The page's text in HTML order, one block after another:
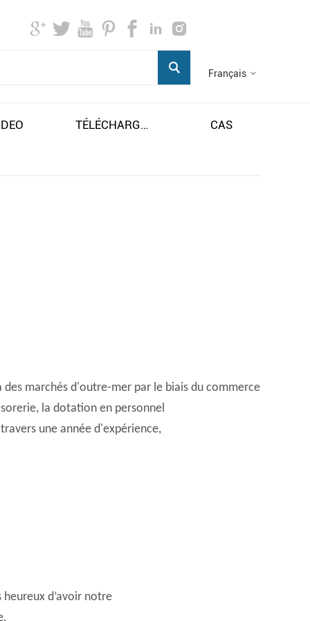
Français
TÉLÉCHARGER CAS
des marchés d'outre-mer par le biais du commerce
la dotation en personnel
une année d'expérience,
d’avoir notre